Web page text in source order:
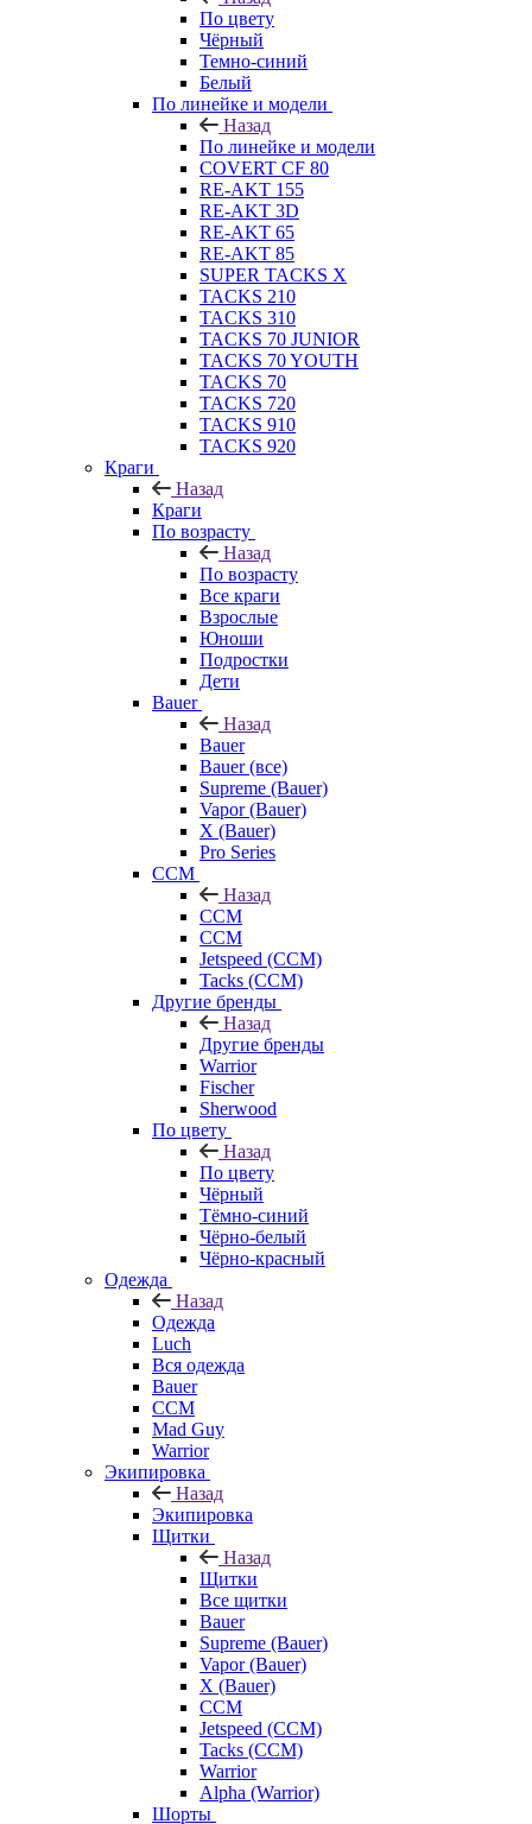
По цвету
Чёрный
Темно-синий
Белый
По линейке и модели
Назад
По линейке и модели
COVERT CF 80
RE-AKT 155
RE-AKT 3D
RE-AKT 65
RE-AKT 85
SUPER TACKS X
TACKS 210
TACKS 310
TACKS 70 JUNIOR
TACKS 70 YOUTH
TACKS 70
TACKS 720
TACKS 910
TACKS 920
Краги
Назад
Краги
По возрасту
Назад
По возрасту
Все краги
Взрослые
Юноши
Подростки
Дети
Bauer
Назад
Bauer
Bauer (все)
Supreme (Bauer)
Vapor (Bauer)
X (Bauer)
Pro Series
CCM
Назад
CCM
CCM
Jetspeed (CCM)
Tacks (CCM)
Другие бренды
Назад
Другие бренды
Warrior
Fischer
Sherwood
По цвету
Назад
По цвету
Чёрный
Тёмно-синий
Чёрно-белый
Чёрно-красный
Одежда
Назад
Одежда
Luch
Вся одежда
Bauer
CCM
Mad Guy
Warrior
Экипировка
Назад
Экипировка
Щитки
Назад
Щитки
Все щитки
Bauer
Supreme (Bauer)
Vapor (Bauer)
X (Bauer)
CCM
Jetspeed (CCM)
Tacks (CCM)
Warrior
Alpha (Warrior)
Шорты